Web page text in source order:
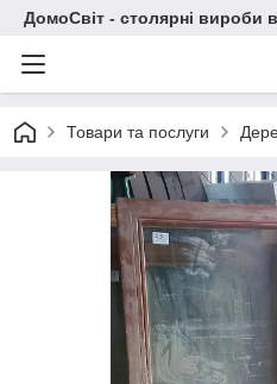
ДомоСвіт - столярні вироби
Товари та послуги